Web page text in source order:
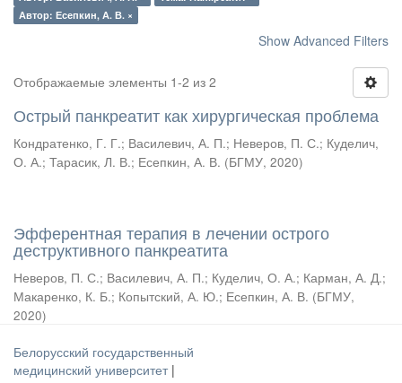
Автор: Есепкин, А. В. ×
Show Advanced Filters
Отображаемые элементы 1-2 из 2
Острый панкреатит как хирургическая проблема
Кондратенко, Г. Г.; Василевич, А. П.; Неверов, П. С.; Куделич,
О. А.; Тарасик, Л. В.; Есепкин, А. В. (БГМУ, 2020)
Эфферентная терапия в лечении острого
деструктивного панкреатита
Неверов, П. С.; Василевич, А. П.; Куделич, О. А.; Карман, А. Д.;
Макаренко, К. Б.; Копытский, А. Ю.; Есепкин, А. В. (БГМУ,
2020)
Белорусский государственный
медицинский университет |